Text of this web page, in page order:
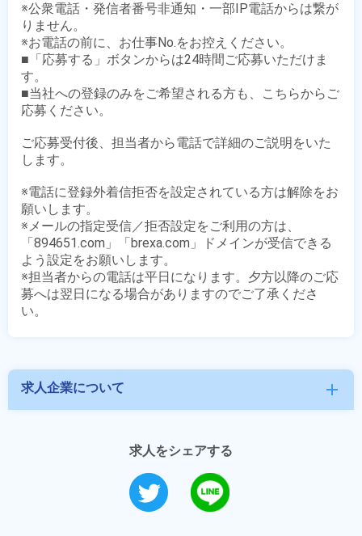
※公衆電話・発信者番号非通知・一部IP電話からは繋が
りません。
※お電話の前に、お仕事No.をお控えください。
■「応募する」ボタンからは24時間ご応募いただけま
す。
■当社への登録のみをご希望される方も、こちらからご
応募ください。
ご応募受付後、担当者から電話で詳細のご説明をいた
します。
※電話に登録外着信拒否を設定されている方は解除をお
願いします。
※メールの指定受信／拒否設定をご利用の方は、
「894651.com」「brexa.com」ドメインが受信できる
よう設定をお願いします。
※担当者からの電話は平日になります。夕方以降のご応
募へは翌日になる場合がありますのでご了承くださ
求人企業について add
求人をシェアする